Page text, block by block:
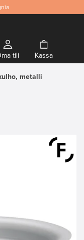
tili Kassa
metalli